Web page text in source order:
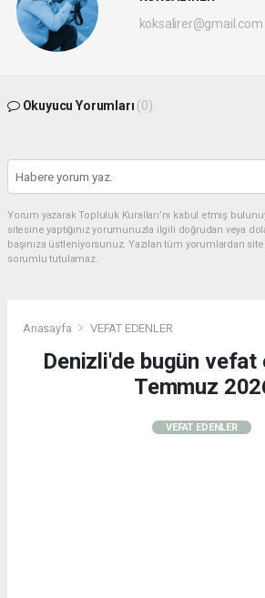
koksalirer@gmail.com
Okuyucu Yorumları (0)
Yorum yazarak Topluluk Kuralları’nı kabul etmiş
sitesine yaptığınız yorumunuzla ilgili doğrudan veya
başınıza üstleniyorsunuz. Yazılan tüm yorumlardan
sorumlu tutulamaz.
Anasayfa VEFAT EDENLER
Denizli'de bugün vefat
Temmuz
VEFAT EDENLER